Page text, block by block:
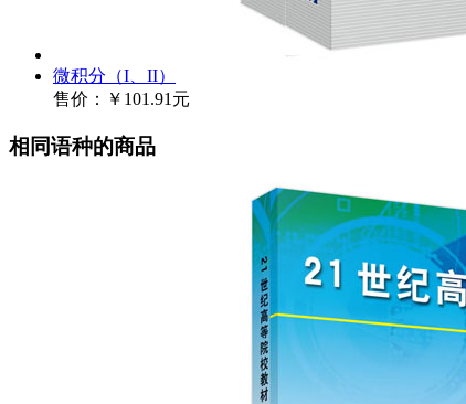
微积分（I、II）
售价：
￥101.91元
相同语种的商品